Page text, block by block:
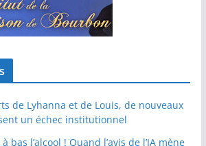
de Lyhanna et de Louis, de nouveaux
un échec institutionnel
bas l’alcool ! Quand l’avis de l’IA mène